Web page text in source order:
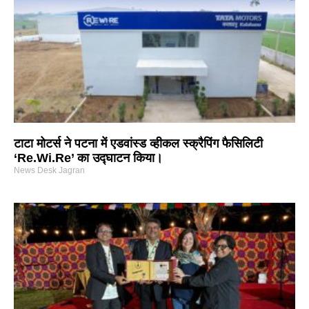
टाटा मोटर्स ने पटना में एडवांस्ड व्हीकल स्क्रैपिंग फैसिलिटी
‘Re.Wi.Re’ का उद्घाटन किया।
News Desk Jagran